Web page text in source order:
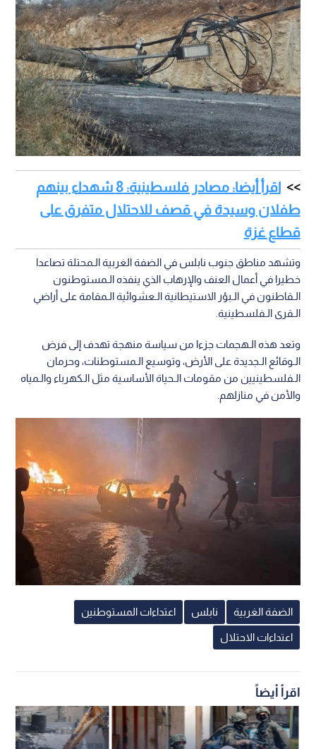
اقرأ أيضا: مصادر فلسطينية: 8 شهداء بينهم
طفلان وسيدة في قصف للاحتلال متفرق على
قطاع غزة
وتشهد مناطق جنوب نابلس في الضفة الغربية الـمحتلة تصاعدا
خطيرا في أعمال العنف والإرهاب الذي ينفذه الـمستوطنون
الـقاطنون في الـبؤر الاستيطانية الـعشوائية الـمقامة على أراضي
الـقرى الـفلسطينية.
وتعد هذه الـهجمات جزءا من سياسة منهجة تهدف إلى فرض
الـوقائع الـجديدة على الأرض، وتوسيع الـمستوطنات، وحرمان
الـفلسطينيين من مقومات الـحياة الأساسية مثل الـكهرباء والـمياه
والأمن في منازلهم.
الضفة الغربية نابلس اعتداءات المستوطنين
اعتداءات الاحتلال
اقرأ أيضاً